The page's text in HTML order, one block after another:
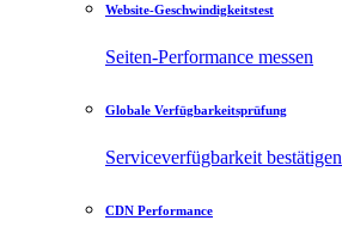
Website-Geschwindigkeitstest
Seiten-Performance messen
Globale Verfügbarkeitsprüfung
Serviceverfügbarkeit bestätigen
CDN Performance